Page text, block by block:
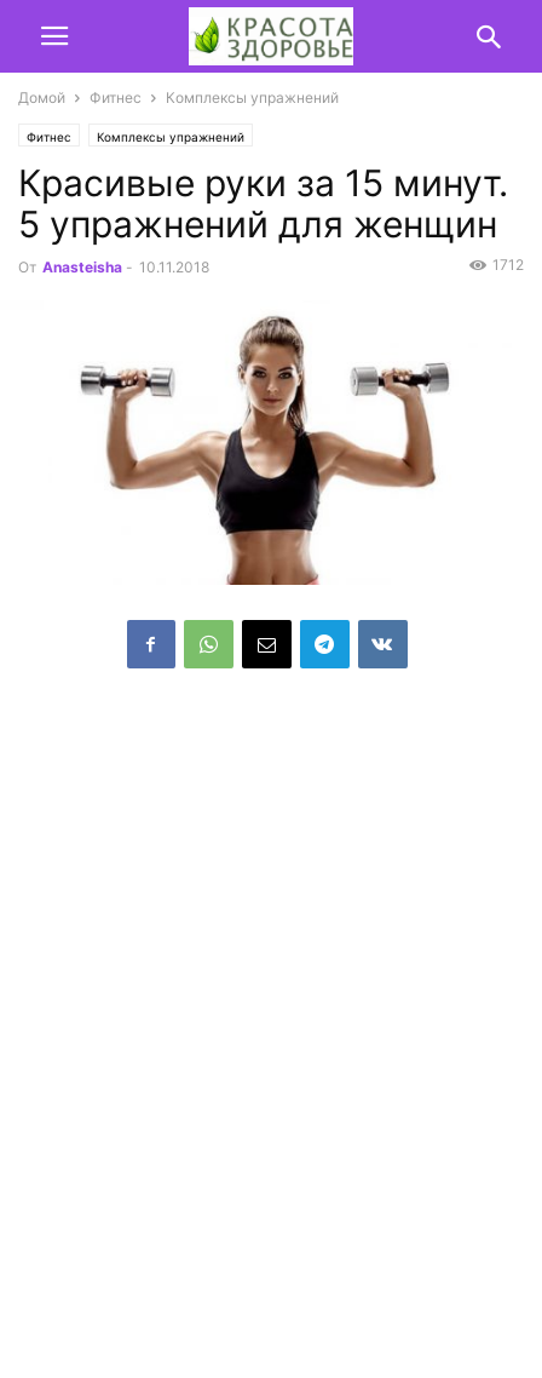
Домой Фитнес Комплексы упражнений
Фитнес Комплексы упражнений
Красивые руки за 15 минут.
5 упражнений для женщин
От Anasteisha - 10.11.2018 1712